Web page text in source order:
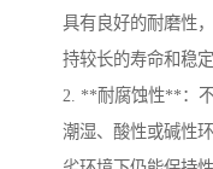
具有良好的耐磨性
持较长的寿命和稳
2. **耐腐蚀性**：
潮湿、酸性或碱性